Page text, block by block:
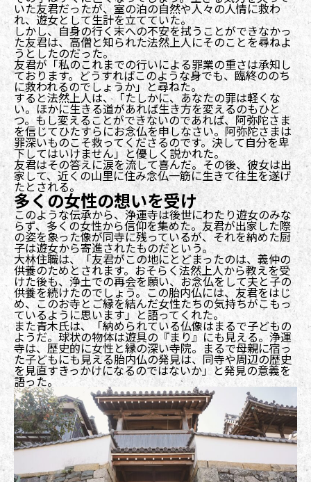
いた友君だったが、室の泊の自然や人々の人情に救わ
れ、遊女として生計を立てていた。
しかし、自身の行く末への不安を拭うことができなかっ
た友君は、高僧と知られた法然上人にそのことを尋ねよ
うとしたのだった。
友君が「私のこれまでの行いによる罪業の重さは承知し
ております。どうすればこのような身でも、臨終ののち
に救われるのでしょうか」と尋ねた。
すると法然上人は、「たしかに、あなたの罪は軽くな
い。ほかに生きる道があれば生き方を変えるのもひと
つ。もし変えることができないのであれば、阿弥陀さま
を信じてひたすらにお念仏を申しなさい。阿弥陀さまは
罪深いものこそ救ってくださるのです。決して自分を卑
下してはいけません」と優しく説かれた。
友君はその答えに涙を流して喜んだ。その後、彼女は出
家して、近くの山里に住み念仏一筋に生きて往生を遂げ
たとされる。
多くの女性の想いを受け
このような伝承から、浄運寺は後世にわたり遊女のみな
らず、多くの女性から信仰を集めた。友君が出家した際
の姿を象った像が同寺に残っているが、それを納めた厨
子は遊女から寄進されたものだという。
大林住職は、「友君がこの地にとどまったのは、義仲の
供養のためとされます。おそらく法然上人から教えを受
けた後も、浄土での再会を願い、お念仏をして夫と子の
供養を続けたのでしょう。この胎内仏には、友君をはじ
め、このお寺とご縁を結んだ女性たちの気持ちがこもっ
ているように思います」と語ってくれた。
また青木氏は、「納められている仏像はまるで子どもの
ようだ。球状の物体は遊具の『まり』にも見える。浄運
寺は、歴史的に女性と縁の深い寺院。まるで母親に宿っ
た子どもにも見える胎内仏の発見は、同寺や周辺の歴史
を見直すきっかけになるのではないか」と発見の意義を
語った。